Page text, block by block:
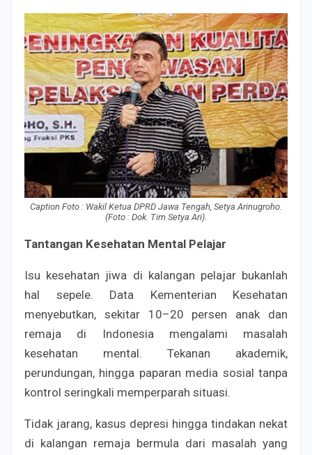
Caption Foto : Wakil Ketua DPRD Jawa Tengah, Setya Arinugroho.
(Foto : Dok. Tim Setya Ari).
Tantangan Kesehatan Mental Pelajar
Isu kesehatan jiwa di kalangan pelajar bukanlah
hal sepele. Data Kementerian Kesehatan
menyebutkan, sekitar 10–20 persen anak dan
remaja di Indonesia mengalami masalah
kesehatan mental. Tekanan akademik,
perundungan, hingga paparan media sosial tanpa
kontrol seringkali memperparah situasi.
Tidak jarang, kasus depresi hingga tindakan nekat
di kalangan remaja bermula dari masalah yang